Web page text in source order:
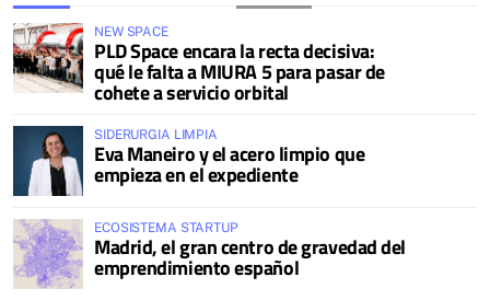
NEW SPACE
PLD Space encara la recta decisiva:
qué le falta a MIURA 5 para pasar de
cohete a servicio orbital
SIDERURGIA LIMPIA
Eva Maneiro y el acero limpio que
empieza en el expediente
ECOSISTEMA STARTUP
Madrid, el gran centro de gravedad del
emprendimiento español